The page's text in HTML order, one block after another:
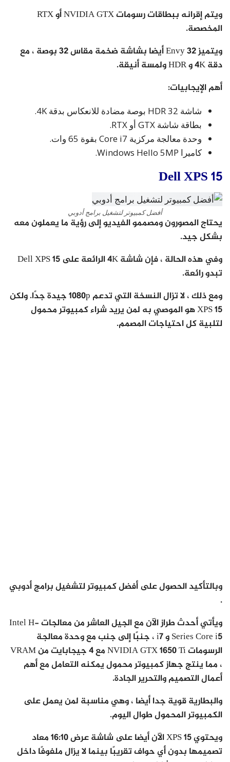
ويتم إقرانه ببطاقات رسومات NVIDIA GTX أو RTX
المخصصة.
ويتميز Envy 32 أيضا بشاشة ضخمة مقاس 32 بوصة ، مع
دقة 4K و HDR ولمسة أنيقة.
أهم الإيجابيات:
شاشة HDR 32 بوصة مضادة للانعكاس بدقة 4K.
بطاقة شاشة GTX أو RTX.
وحدة معالجة مركزية Core i7 بقوة 65 وات.
كاميرا Windows Hello 5MP.
Dell XPS 15
أفضل كمبيوتر لتشغيل برامج أدوبي
يحتاج المصورون ومصممو الفيديو إلى رؤية ما يعملون معه
بشكل جيد.
وفي هذه الحالة ، فإن شاشة 4K الرائعة على Dell XPS 15
تبدو رائعة.
ومع ذلك ، لا تزال النسخة التي تدعم 1080p جيدة جدًا. ولكن
XPS 15 هو الموصي به لمن يريد شراء كمبيوتر محمول
لتلبية كل احتياجات المصمم.
وبالتأكيد الحصول على أفضل كمبيوتر لتشغيل برامج أدوبي
.
ويأتي أحدث طراز الآن مع الجيل العاشر من معالجات Intel H-
Series Core i5 و i7 ، جنبًا إلى جنب مع وحدة معالجة
الرسومات NVIDIA GTX 1650 Ti مع 4 جيجابايت من VRAM
، مما ينتج جهاز كمبيوتر محمول يمكنه التعامل مع أهم
أعمال التصميم والتحرير الجادة.
والبطارية قوية جدا أيضا ، وهي مناسبة لمن يعمل على
الكمبيوتر المحمول طوال اليوم.
ويحتوي XPS 15 الآن أيضا على شاشة عرض 16:10 معاد
تصميمها بدون أي حواف تقريبًا بينما لا يزال ملفوفًا داخل